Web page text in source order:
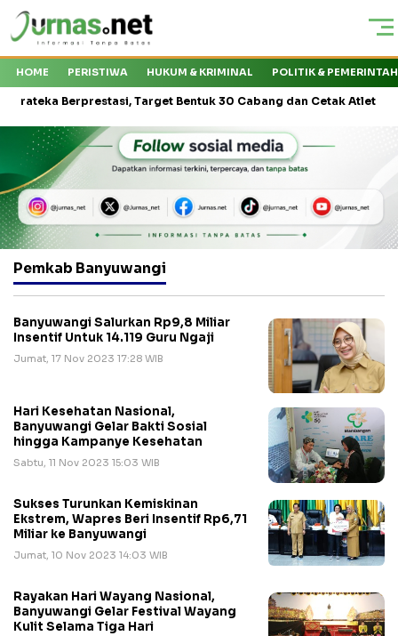
HOME PERISTIWA HUKUM & KRIMINAL POLITIK &
Target Bentuk 30 Cabang dan Cetak Atlet Nasional
Pemkab Banyuwangi
Banyuwangi Salurkan Rp9,8 Miliar
Insentif Untuk 14.119 Guru Ngaji
Jumat, 17 Nov 2023 17:28 WIB
Hari Kesehatan Nasional,
Banyuwangi Gelar Bakti Sosial
hingga Kampanye Kesehatan
Sabtu, 11 Nov 2023 15:03 WIB
Sukses Turunkan Kemiskinan
Ekstrem, Wapres Beri Insentif Rp6,71
Miliar ke Banyuwangi
Jumat, 10 Nov 2023 14:03 WIB
Rayakan Hari Wayang Nasional,
Banyuwangi Gelar Festival Wayang
Kulit Selama Tiga Hari